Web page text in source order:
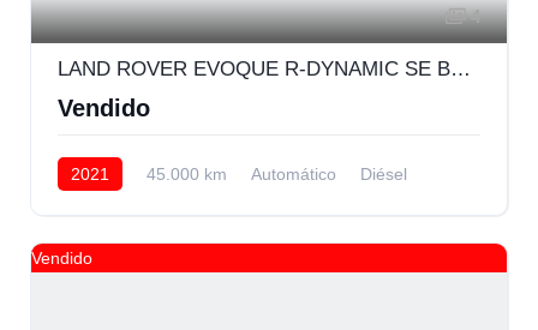
4
LAND ROVER EVOQUE R-DYNAMIC SE BLACK
Vendido
2021 45.000 km Automático
Diésel
Vendido